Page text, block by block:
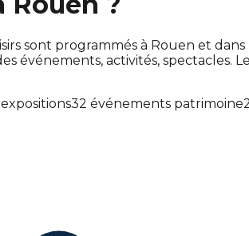
sont programmés à Rouen et
événements, activités, spectacles.
32 événements patrimoine